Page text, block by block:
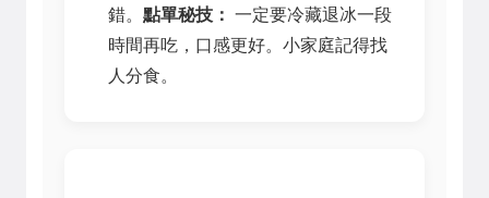
錯。 點單秘技： 一定要冷藏退冰一段
時間再吃，口感更好。小家庭記得找
人分食。